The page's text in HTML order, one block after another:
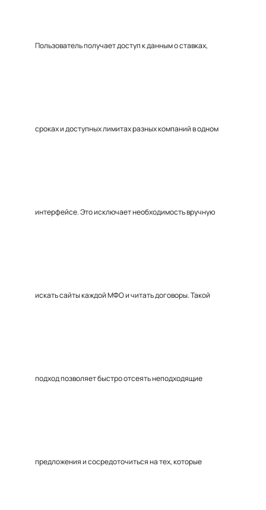
Пользователь получает доступ к данным о ставках,
сроках и доступных лимитах разных компаний в одном
интерфейсе. Это исключает необходимость вручную
искать сайты каждой МФО и читать договоры. Такой
подход позволяет быстро отсеять неподходящие
предложения и сосредоточиться на тех, которые